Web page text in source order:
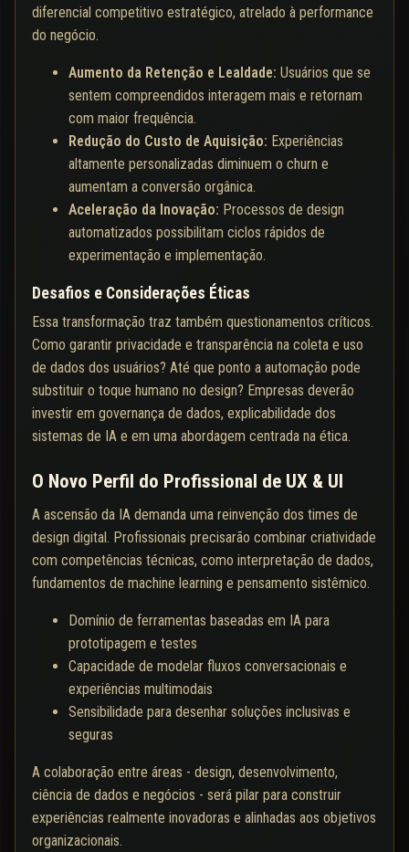
diferencial competitivo estratégico, atrelado à performance
do negócio.
Aumento da Retenção e Lealdade: Usuários que se
sentem compreendidos interagem mais e retornam
com maior frequência.
Redução do Custo de Aquisição: Experiências
altamente personalizadas diminuem o churn e
aumentam a conversão orgânica.
Aceleração da Inovação: Processos de design
automatizados possibilitam ciclos rápidos de
experimentação e implementação.
Desafios e Considerações Éticas
Essa transformação traz também questionamentos críticos.
Como garantir privacidade e transparência na coleta e uso
de dados dos usuários? Até que ponto a automação pode
substituir o toque humano no design? Empresas deverão
investir em governança de dados, explicabilidade dos
sistemas de IA e em uma abordagem centrada na ética.
O Novo Perfil do Profissional de UX & UI
A ascensão da IA demanda uma reinvenção dos times de
design digital. Profissionais precisarão combinar criatividade
com competências técnicas, como interpretação de dados,
fundamentos de machine learning e pensamento sistêmico.
Domínio de ferramentas baseadas em IA para
prototipagem e testes
Capacidade de modelar fluxos conversacionais e
experiências multimodais
Sensibilidade para desenhar soluções inclusivas e
seguras
A colaboração entre áreas - design, desenvolvimento,
ciência de dados e negócios - será pilar para construir
experiências realmente inovadoras e alinhadas aos objetivos
organizacionais.